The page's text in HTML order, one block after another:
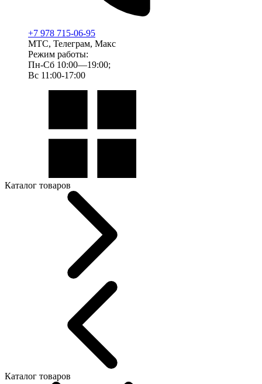
+7 978 715-06-95
МТС, Телеграм, Макс
Режим работы:
Пн-Сб 10:00—19:00;
Вс 11:00-17:00
Каталог товаров
Каталог товаров